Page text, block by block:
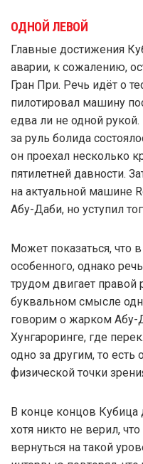
ОДНОЙ ЛЕВОЙ
Главные достижения
аварии, к сожалению,
Гран При. Речь идёт о
пилотировал машину
едва ли не одной
за руль болида
он проехал несколько
пятилетней давности.
на актуальной машине
Абу-Даби, но уступил
Может показаться, что в
особенного, однако
трудом двигает правой
буквальном смысле
говорим о жарком Абу-
Хунгароринге, где
одно за другим, то есть
физической точки
В конце концов Кубица
хотя никто не верил,
вернуться на такой